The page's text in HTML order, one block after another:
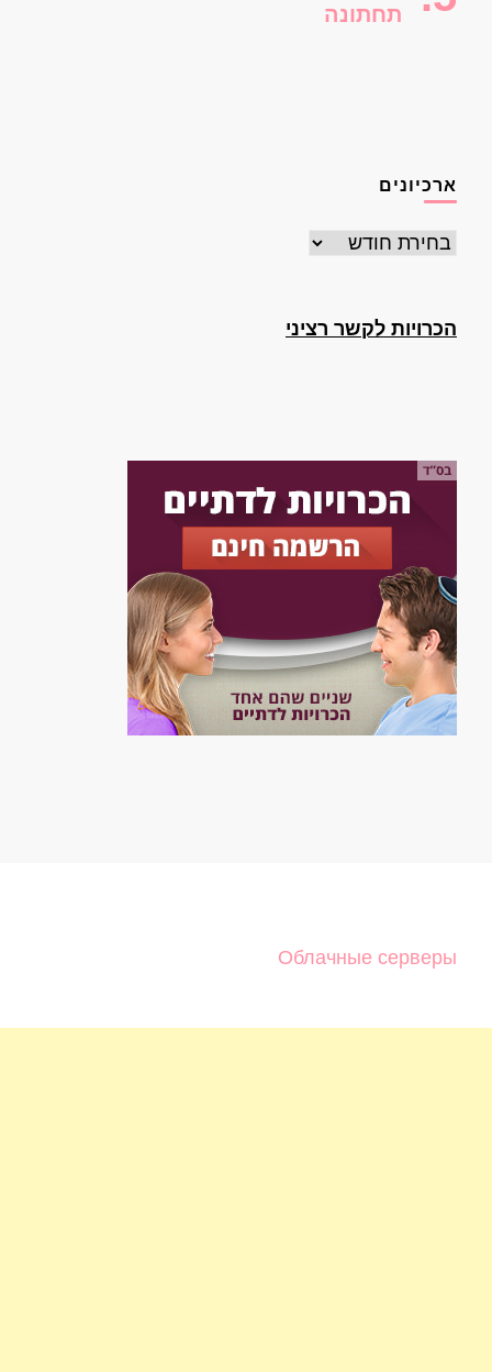
תחתונה
ארכיונים
ארכיונים
הכרויות לקשר רציני
Облачные серверы